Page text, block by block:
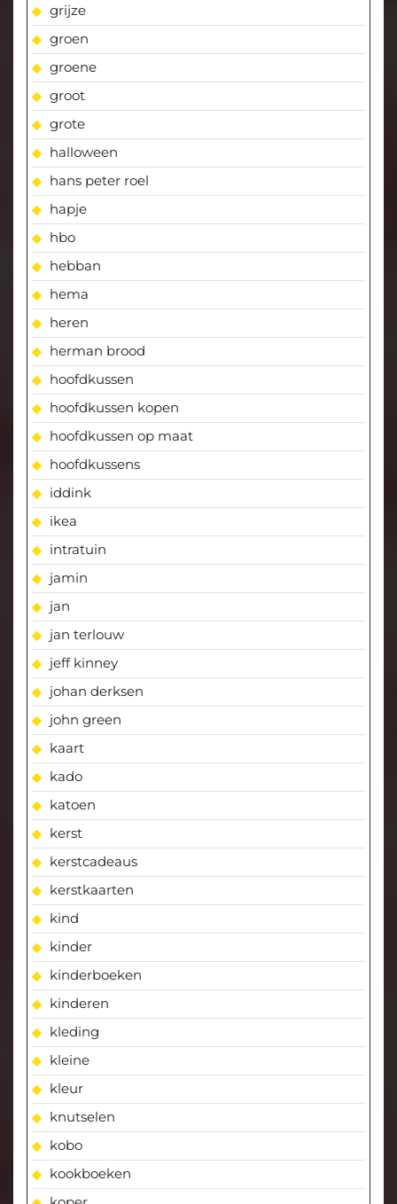
grijze
groen
groene
groot
grote
halloween
hans peter roel
hapje
hbo
hebban
hema
heren
herman brood
hoofdkussen
hoofdkussen kopen
hoofdkussen op maat
hoofdkussens
iddink
ikea
intratuin
jamin
jan
jan terlouw
jeff kinney
johan derksen
john green
kaart
kado
katoen
kerst
kerstcadeaus
kerstkaarten
kind
kinder
kinderboeken
kinderen
kleding
kleine
kleur
knutselen
kobo
kookboeken